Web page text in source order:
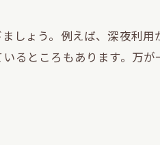
ットの選び方
シーシャの魅力
ャ利用術
しょう。例えば、深夜利
るところもあります。万